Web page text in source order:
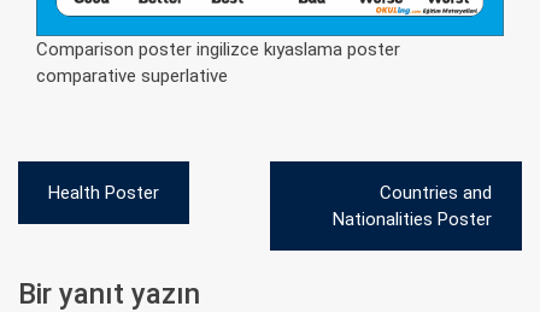
Comparison poster ingilizce kıyaslama poster
comparative superlative
Yazı
gezinmesi
Health Poster
Countries and
Nationalities Poster
Bir yanıt yazın